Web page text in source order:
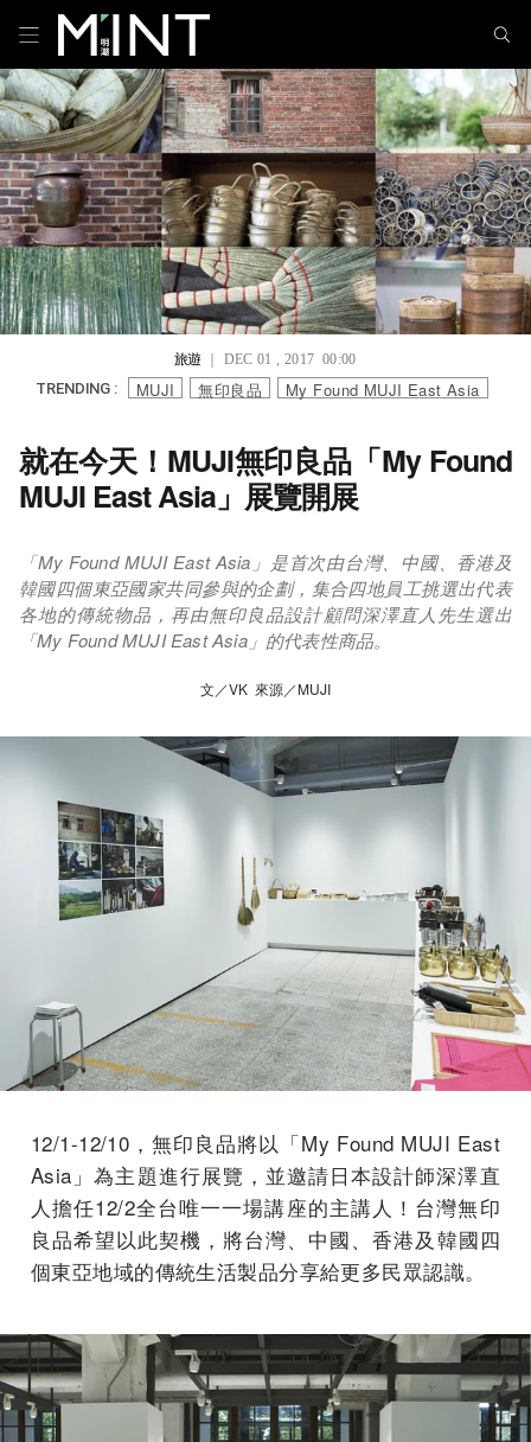
旅遊｜ DEC 01 , 2017 00:00
TRENDING : MUJI 無印良品 My Found MUJI East Asia
就在今天！MUJI無印良品「My Found
MUJI East Asia」展覽開展
「My Found MUJI East Asia」是首次由台灣、中國、香港及
韓國四個東亞國家共同參與的企劃，集合四地員工挑選出代表
各地的傳統物品，再由無印良品設計顧問深澤直人先生選出
「My Found MUJI East Asia」的代表性商品。
文／VK 來源／MUJI
12/1-12/10，無印良品將以「My Found MUJI East
Asia」為主題進行展覽，並邀請日本設計師深澤直
人擔任12/2全台唯一一場講座的主講人！台灣無印
良品希望以此契機，將台灣、中國、香港及韓國四
個東亞地域的傳統生活製品分享給更多民眾認識。